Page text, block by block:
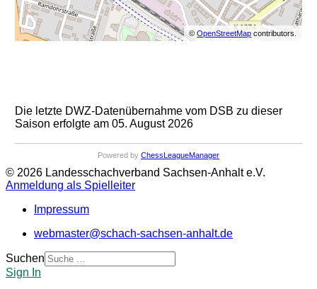
©OpenStreetMap contributors.
Die letzte DWZ-Datenübernahme vom DSB zu dieser
Saison erfolgte am 05. August 2026
Powered by ChessLeagueManager
© 2026 Landesschachverband Sachsen-Anhalt e.V.
Anmeldung als Spielleiter
Impressum
webmaster@schach-sachsen-anhalt.de
Suchen
Sign In